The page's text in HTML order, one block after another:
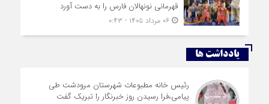
قهرمانی نونهالان فارس را به دست آورد
۰۶ مرداد ۱۴۰۵ - ۰:۴۳
یادداشت ها
رئیس خانه مطبوعات شهرستان مرودشت طی
پیامی،فرا رسیدن روز خبرنگار را تبریک گفت